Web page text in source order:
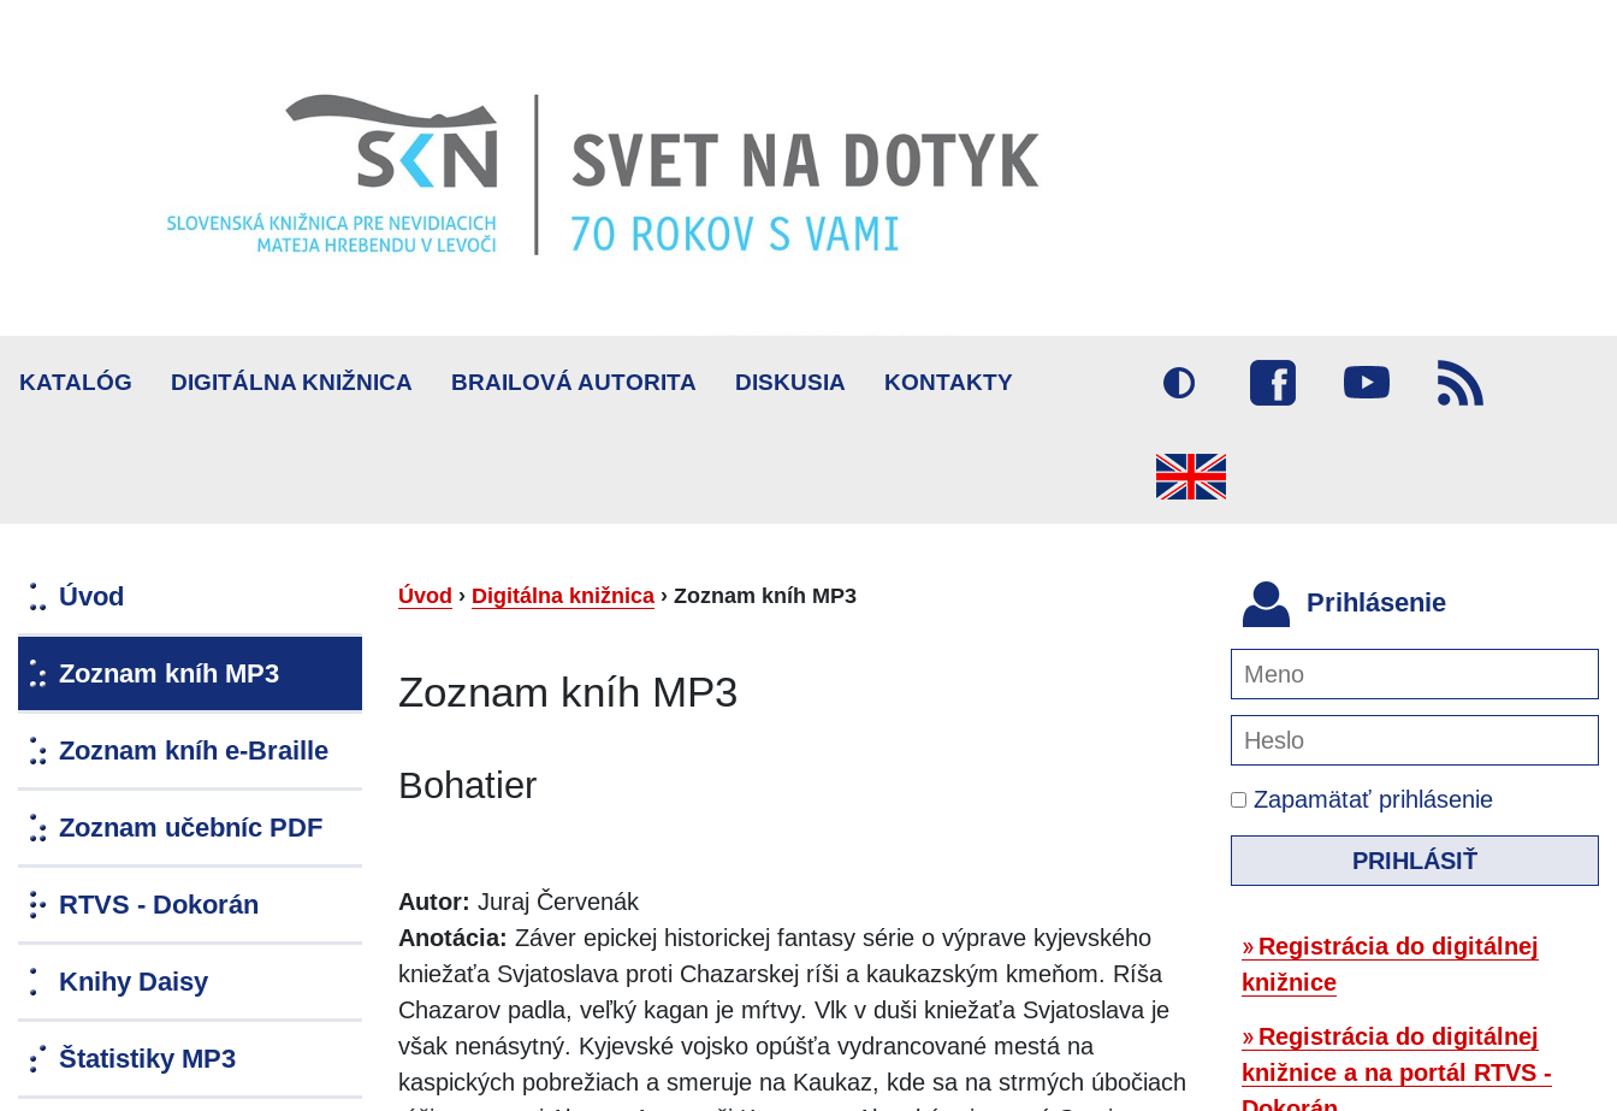
KATALÓG DIGITÁLNA KNIŽNICA BRAILOVÁ AUTORITA DISKUSIA KONTAKTY
Úvod
Zoznam kníh MP3
Zoznam kníh e-Braille
Zoznam učebníc PDF
RTVS - Dokorán
Knihy Daisy
Štatistiky MP3
Úvod › Digitálna knižnica › Zoznam kníh MP3
Zoznam kníh MP3
Bohatier
Autor: Juraj Červenák
Anotácia: Záver epickej historickej fantasy série o výprave kyjevského
kniežaťa Svjatoslava proti Chazarskej ríši a kaukazským kmeňom. Ríša
Chazarov padla, veľký kagan je mŕtvy. Vlk v duši kniežaťa Svjatoslava je
však nenásytný. Kyjevské vojsko opúšťa vydrancované mestá na
kaspických pobrežiach a smeruje na Kaukaz, kde sa na strmých úbočiach
Prihlásenie
Zapamätať prihlásenie
PRIHLÁSIŤ
Registrácia do digitálnej
knižnice
Registrácia do digitálnej
knižnice a na portál RTVS -